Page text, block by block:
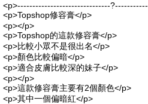
<p>-------------------------------
<p>Topshop修容膏</p>
<p></p>
<p>Topshop的這款修容膏</p>
<p>比較小眾不是很出名</p>
<p>顏色比較偏暗</p>
<p>適合皮膚比較深的妹子</p>
<p></p>
<p>這款修容膏主要有2個顏色</p>
<p>其中一個偏暗紅</p>